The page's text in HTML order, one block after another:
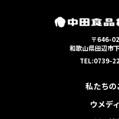
〒646-
和歌山県田辺市
TEL:0739-
私たちの
ウメデ